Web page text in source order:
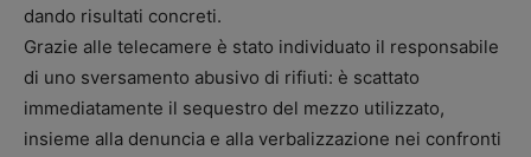
dando risultati concreti.
Grazie alle telecamere è stato individuato il responsabile
di uno sversamento abusivo di rifiuti: è scattato
immediatamente il sequestro del mezzo utilizzato,
insieme alla denuncia e alla verbalizzazione nei confronti